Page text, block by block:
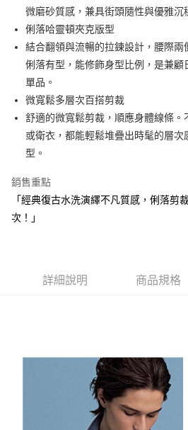
相關說明
【大哥付你分期使用說明】
1.本服務由台灣大哥大提供，台灣大哥大用戶
2.付款方式選擇「大哥付你分期」，訂單成
流程，驗證手機門號後，選擇欲分期的期數
3.實際核准額度、可分期數及費用金額請依後
4.訂單成立30分鐘內，如未前往確認交易或遇
消。如遇「轉專審核」未通過狀況，表示未
【繳款方式說明】
1.分期款項不併入電信帳單，「大哥付你分
2.透過簡訊連結打開帳單後，可選擇「超商條
帳／街口支付／iPASS MONEY」等通路繳費。
【注意事項】
資料（包含姓名、電話或地址）提供予台灣
AFTEE先享後付
相關說明
【關於「AFTEE先享後付」】
AFTEE先享後付是「在收到商品之後才付款
便利好安心！
１．簡單：不需註冊會員、不需綁卡、不需儲
２．便利：只要手機號碼，簡訊認證，即可
３．安心：先確認商品／服務後，再付款。
【「AFTEE先享後付」結帳流程】
結帳頁面，進行簡訊認證並確認金額後，即可
２．訂單成立數日內，您將收到繳費通知簡
ATM／網路銀行／等多元方式進行付款，方視
※ 交易是否成功請以「AFTEE先享後付 」之
是否繳費成功／繳費後需取消欲退款等相關
權轉讓予恩沛科技股份有限公司。
２．關於個人資料處理事宜，請瀏覽以下網址
https://aftee.tw/terms/#terms3
３．未成年的使用者請事先徵得法定代理人
「AFTEE先享後付」，若未經同意申辦者引
ATM付款
運送方式
全家取貨付款
免運費
付款後全家取貨
免運費
付款後萊爾富取貨
微磨砂質感，兼具街頭隨性與優雅沉
俐落哈靈頓夾克版型
結合翻領與流暢的拉鍊設計，腰際兩
俐落有型，能修飾身型比例，是兼
單品。
微寬鬆多層次百搭剪裁
舒適的微寬鬆剪裁，順應身體線條。
或衛衣，都能輕鬆堆疊出時髦的層
型。
銷售重點
「經典復古水洗演繹不凡質感，俐落剪
次！」
詳細說明 商品規格